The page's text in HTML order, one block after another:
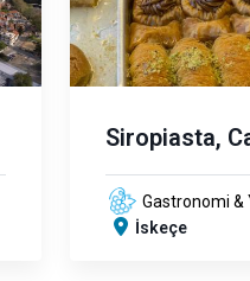
Siropiasta,
Gastronomi &
İskeçe